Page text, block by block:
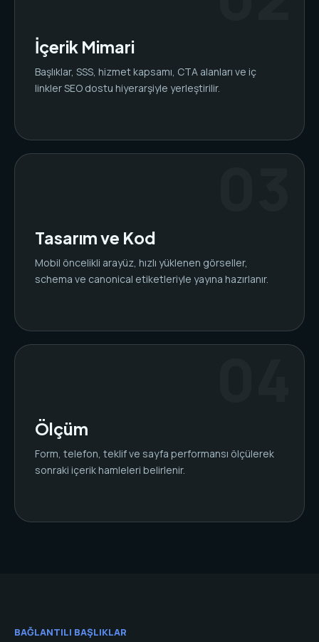
İçerik Mimari
Başlıklar, SSS, hizmet kapsamı, CTA alanları ve iç
linkler SEO dostu hiyerarşiyle yerleştirilir.
Tasarım ve Kod
Mobil öncelikli arayüz, hızlı yüklenen görseller,
schema ve canonical etiketleriyle yayına hazırlanır.
Ölçüm
Form, telefon, teklif ve sayfa performansı ölçülerek
sonraki içerik hamleleri belirlenir.
BAĞLANTILI BAŞLIKLAR